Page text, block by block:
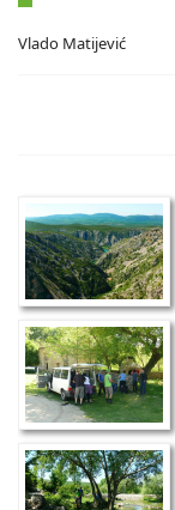
Vlado Matijević